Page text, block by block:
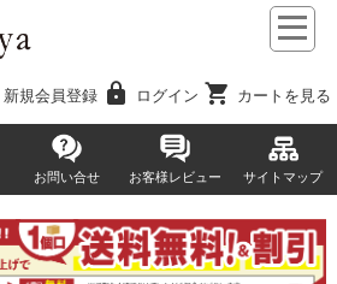
新規会員登録 lock ログイン shopping_cart カートを見る
お問い合せ お客様レビュー サイトマップ